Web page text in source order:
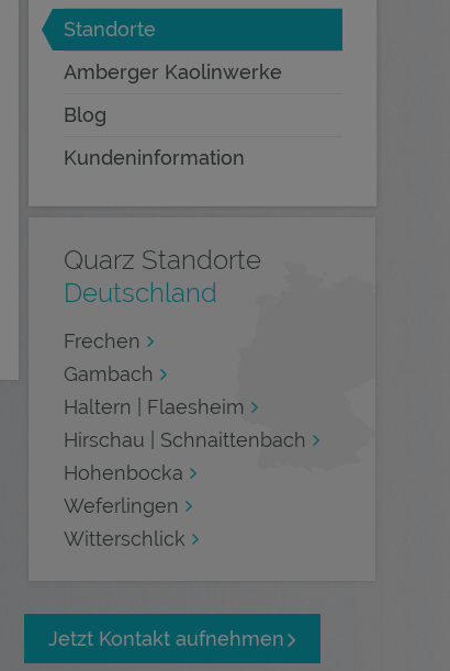
Standorte
Amberger Kaolinwerke
Blog
Kundeninformation
Quarz Standorte
Deutschland
Frechen
Gambach
Haltern | Flaesheim
Hirschau | Schnaittenbach
Hohenbocka
Weferlingen
Witterschlick
Jetzt Kontakt aufnehmen